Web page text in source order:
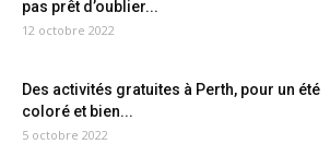
pas prêt d’oublier...
12 octobre 2022
Des activités gratuites à Perth, pour un été
coloré et bien...
5 octobre 2022